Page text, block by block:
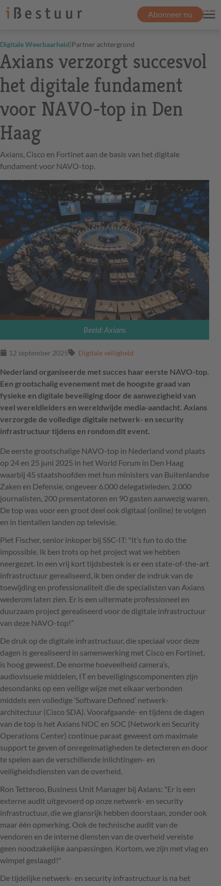
Abonneer nu
Digitale Weerbaarheid|Partner achtergrond
Axians verzorgt succesvol
het digitale fundament
voor NAVO-top in Den
Haag
Axians, Cisco en Fortinet aan de basis van het digitale
fundament voor NAVO-top.
Beeld: Axians
12 september 2025 Digitale veiligheid
Nederland organiseerde met succes haar eerste NAVO-top.
Een grootschalig evenement met de hoogste graad van
fysieke en digitale beveiliging door de aanwezigheid van
veel wereldleiders en wereldwijde media-aandacht. Axians
verzorgde de volledige digitale netwerk- en security
infrastructuur tijdens en rondom dit event.
De eerste grootschalige NAVO-top in Nederland vond plaats
op 24 en 25 juni 2025 in het World Forum in Den Haag
waarbij 45 staatshoofden met hun ministers van Buitenlandse
Zaken en Defensie, ongeveer 6.000 delegatieleden, 2.000
journalisten, 200 presentatoren en 90 gasten aanwezig waren.
De top was voor een groot deel ook digitaal (online) te volgen
en in tientallen landen op televisie.
Piet Fischer, senior inkoper bij SSC-IT: "It’s fun to do the
impossible. Ik ben trots op het project wat we hebben
neergezet. In een vrij kort tijdsbestek is er een state-of-the-art
infrastructuur gerealiseerd, ik ben onder de indruk van de
toewijding en professionaliteit die de specialisten van Axians
wederom laten zien. Er is een uitermate professioneel en
duurzaam project gerealiseerd voor de digitale infrastructuur
van deze NAVO-top!”
De druk op de digitale infrastructuur, die speciaal voor deze
dagen is gerealiseerd in samenwerking met Cisco en Fortinet,
is hoog geweest. De enorme hoeveelheid camera’s,
audiovisuele middelen, IT en beveiligingscomponenten zijn
desondanks op een veilige wijze met elkaar verbonden
middels een volledige ‘Software Defined’ netwerk-
architectuur (Cisco SDA). Voorafgaande- en tijdens de dagen
van de top is het Axians NOC en SOC (Network en Security
Operations Center) continue paraat geweest om maximale
support te geven of onregelmatigheden te detecteren en door
te spelen aan de verschillende inlichtingen- en
veiligheidsdiensten van de overheid.
Ron Tetteroo, Business Unit Manager bij Axians: "Er is een
externe audit uitgevoerd op onze netwerk- en security
infrastructuur, die we glansrijk hebben doorstaan, zonder ook
maar één opmerking. Ook de technische audit van de
vendoren en de interne diensten van de overheid vereiste
geen noodzakelijke aanpassingen. Kortom, we zijn met vlag en
wimpel geslaagd!"
De tijdelijke netwerk- en security infrastructuur is na het